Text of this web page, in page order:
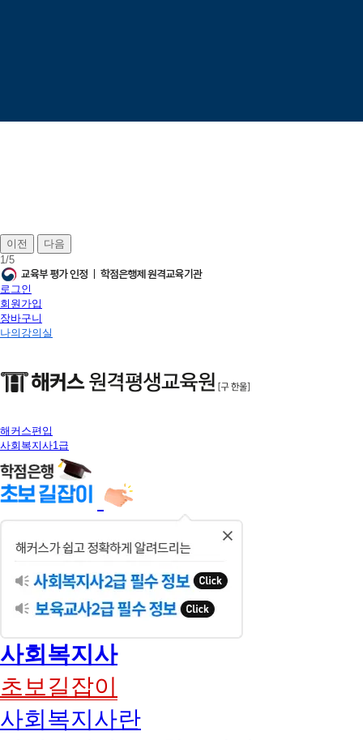
이전
다음
1/5
로그인
회원가입
장바구니
나의강의실
해커스편입
사회복지사1급
사회복지사
초보길잡이
사회복지사란